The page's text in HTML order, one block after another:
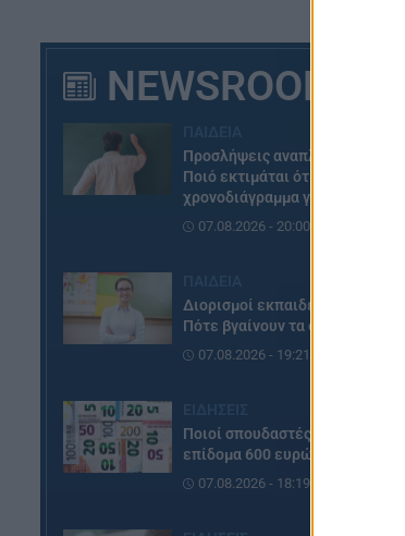
NEWSROOM
Προσλήψεις αναπληρωτών:
Ποιό εκτιμάται ότι θα είναι το
χρονοδιάγραμμα για φέτος
07.08.2026 - 20:00
Διορισμοί εκπαιδευτικών:
Πότε βγαίνουν τα ονόματα
07.08.2026 - 19:21
Ποιοί σπουδαστές θα λάβουν
επίδομα 600 ευρώ
07.08.2026 - 18:19